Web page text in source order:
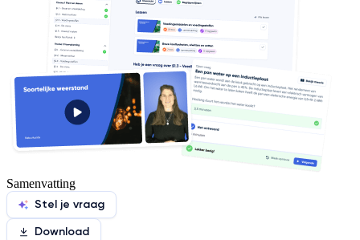
Samenvatting
Stel je vraag
Download